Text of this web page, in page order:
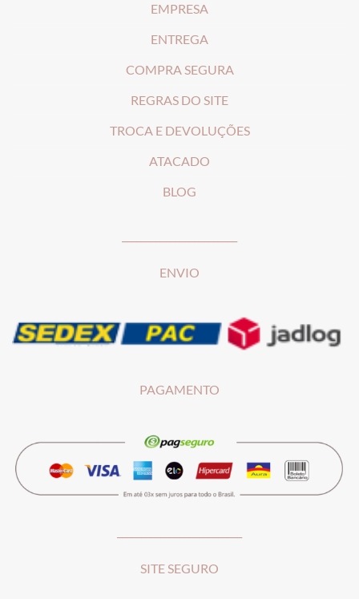
EMPRESA
ENTREGA
COMPRA SEGURA
REGRAS DO SITE
TROCA E DEVOLUÇÕES
ATACADO
BLOG
ENVIO
PAGAMENTO
SITE SEGURO